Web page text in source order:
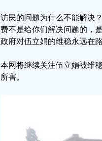
访民的问题为什么不能解决
费不是给你们解决问题的，
政府对伍立娟的维稳永远在
本网将继续关注伍立娟被维
所害。